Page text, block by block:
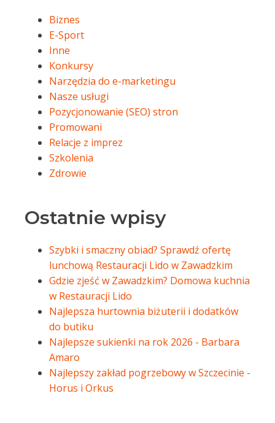
Biznes
E-Sport
Inne
Konkursy
Narzędzia do e-marketingu
Nasze usługi
Pozycjonowanie (SEO) stron
Promowani
Relacje z imprez
Szkolenia
Zdrowie
Ostatnie wpisy
Szybki i smaczny obiad? Sprawdź ofertę
lunchową Restauracji Lido w Zawadzkim
Gdzie zjeść w Zawadzkim? Domowa kuchnia
w Restauracji Lido
Najlepsza hurtownia biżuterii i dodatków
do butiku
Najlepsze sukienki na rok 2026 - Barbara
Amaro
Najlepszy zakład pogrzebowy w Szczecinie -
Horus i Orkus